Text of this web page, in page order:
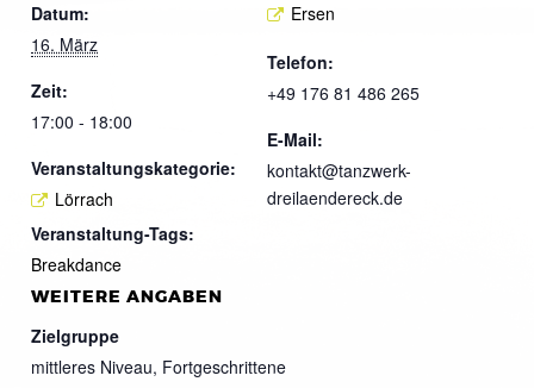
Datum:
16. März
Zeit:
17:00 - 18:00
Veranstaltungskategorie:
Lörrach
Veranstaltung-Tags:
Breakdance
Ersen
Telefon:
+49 176 81 486 265
E-Mail:
kontakt@tanzwerk-
dreilaendereck.de
WEITERE ANGABEN
Zielgruppe
mittleres Niveau, Fortgeschrittene